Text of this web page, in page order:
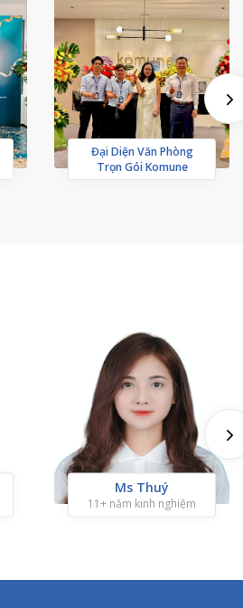
Đại Diện Văn Phòng
Trọn Gói Komune
Ms Thuý
11+ năm kinh nghiệm